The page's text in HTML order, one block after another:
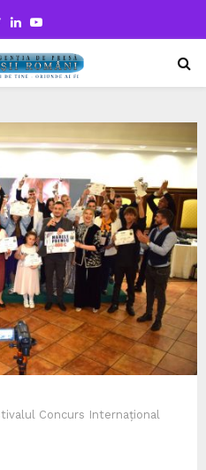
TwitterLinkedinYoutube
Concurs Internațional